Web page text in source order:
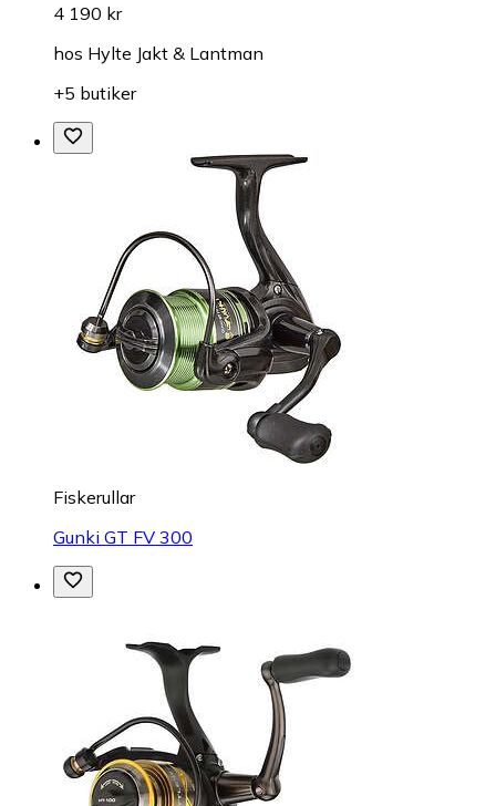
4 190 kr
hos Hylte Jakt & Lantman
+5 butiker
Fiskerullar
Gunki GT FV 300